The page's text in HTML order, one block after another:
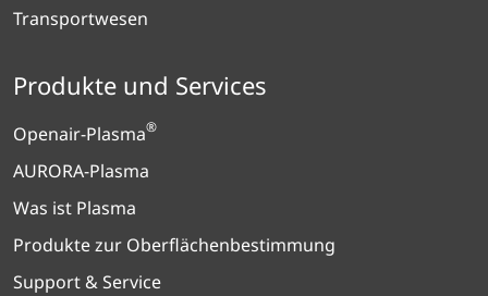
Transportwesen
Produkte und Services
Openair-Plasma®
AURORA-Plasma
Was ist Plasma
Produkte zur Oberflächenbestimmung
Support & Service